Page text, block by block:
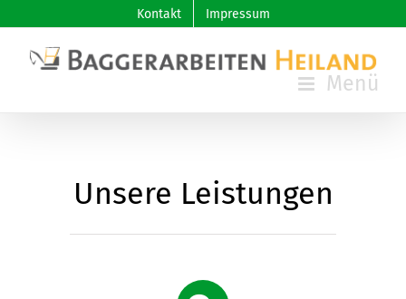
content
Kontakt Impressum
Unsere Leistungen